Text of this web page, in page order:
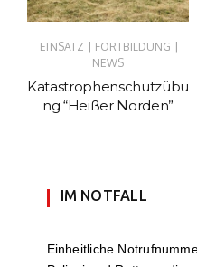
EINSATZ | FORTBILDUNG |
NEWS
Katastrophenschutzübu
ng “Heißer Norden”
IM NOTFALL
Einheit­li­che